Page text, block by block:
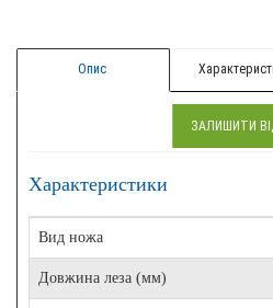
ЗАЛИШИТИ
Опис
Характеристики
Вид ножа
Довжина леза (мм)